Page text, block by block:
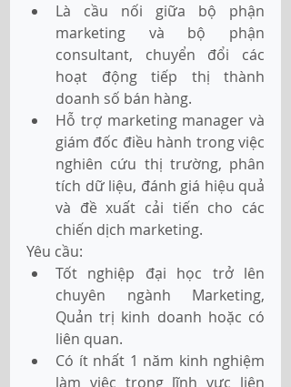
Là cầu nối giữa bộ phận
marketing và bộ phận
consultant, chuyển đổi các
hoạt động tiếp thị thành
doanh số bán hàng.
Hỗ trợ marketing manager và
giám đốc điều hành trong việc
nghiên cứu thị trường, phân
tích dữ liệu, đánh giá hiệu quả
và đề xuất cải tiến cho các
chiến dịch marketing.
Yêu cầu:
Tốt nghiệp đại học trở lên
chuyên ngành Marketing,
Quản trị kinh doanh hoặc có
liên quan.
Có ít nhất 1 năm kinh nghiệm
làm việc trong lĩnh vực liên